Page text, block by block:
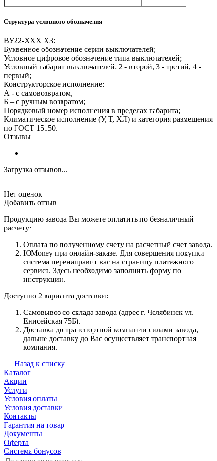
Структура условного обозначения
ВУ22-ХХХ Х3:
Буквенное обозначение серии выключателей;
Условное цифровое обозначение типа выключателей;
Условный габарит выключателей: 2 - второй, 3 - третий, 4 -
первый;
Конструкторское исполнение:
А - с самовозвратом,
Б – с ручным возвратом;
Порядковый номер исполнения в пределах габарита;
Климатическое исполнение (У, Т, ХЛ) и категория размещения
по ГОСТ 15150.
Отзывы
Загрузка отзывов...
Нет оценок
Добавить отзыв
Продукцию завода Вы можете оплатить по безналичный
расчету:
Оплата по полученному счету на расчетный счет завода.
ЮMoney при онлайн-заказе. Для совершения покупки
система перенаправит вас на страницу платежного
сервиса. Здесь необходимо заполнить форму по
инструкции.
Доступно 2 варианта доставки:
Самовывоз со склада завода (адрес г. Челябинск ул.
Енисейская 75Б).
Доставка до транспортной компании силами завода,
дальше доставку до Вас осуществляет транспортная
компания.
Назад к списку
Каталог
Акции
Услуги
Условия оплаты
Условия доставки
Контакты
Гарантия на товар
Документы
Оферта
Система бонусов